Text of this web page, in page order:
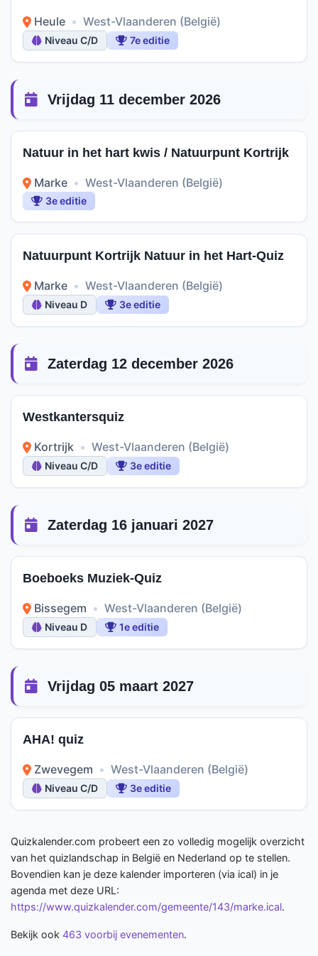
Heule • West-Vlaanderen (België)
Niveau C/D 7e editie
Vrijdag 11 december 2026
Natuur in het hart kwis / Natuurpunt Kortrijk
Marke • West-Vlaanderen (België)
3e editie
Natuurpunt Kortrijk Natuur in het Hart-Quiz
Marke • West-Vlaanderen (België)
Niveau D 3e editie
Zaterdag 12 december 2026
Westkantersquiz
Kortrijk • West-Vlaanderen (België)
Niveau C/D 3e editie
Zaterdag 16 januari 2027
Boeboeks Muziek-Quiz
Bissegem • West-Vlaanderen (België)
Niveau D 1e editie
Vrijdag 05 maart 2027
AHA! quiz
Zwevegem • West-Vlaanderen (België)
Niveau C/D 3e editie
Quizkalender.com probeert een zo volledig mogelijk overzicht
van het quizlandschap in België en Nederland op te stellen.
Bovendien kan je deze kalender importeren (via ical) in je
agenda met deze URL:
https://www.quizkalender.com/gemeente/143/marke.ical.
Bekijk ook 463 voorbij evenementen.